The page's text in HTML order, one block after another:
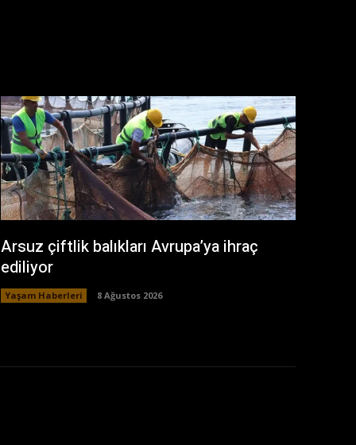
Arsuz çiftlik balıkları Avrupa’ya ihraç
ediliyor
Yaşam Haberleri 8 Ağustos 2026